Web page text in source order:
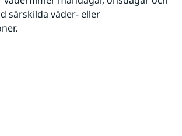
särskilda väder- eller